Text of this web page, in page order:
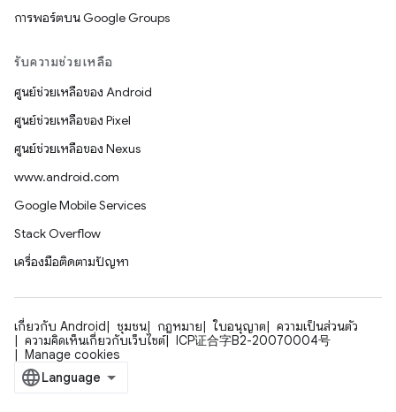
การพอร์ตบน Google Groups
รับความช่วยเหลือ
ศูนย์ช่วยเหลือของ Android
ศูนย์ช่วยเหลือของ Pixel
ศูนย์ช่วยเหลือของ Nexus
www.android.com
Google Mobile Services
Stack Overflow
เครื่องมือติดตามปัญหา
เกี่ยวกับ Android ชุมชน กฎหมาย ใบอนุญาต
ความเป็นส่วนตัว
ความคิดเห็นเกี่ยวกับเว็บไซต์
ICP证合字B2-20070004号
Manage cookies